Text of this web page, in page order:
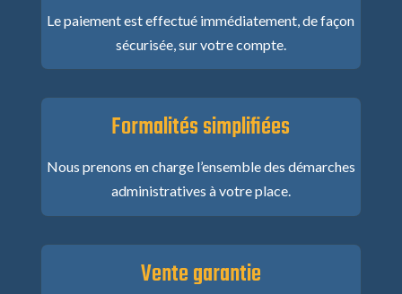
Le paiement est effectué immédiatement, de façon
sécurisée, sur votre compte.
Formalités simplifiées
Nous prenons en charge l’ensemble des démarches
administratives à votre place.
Vente garantie